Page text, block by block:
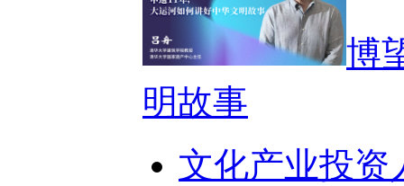
博
明故事
文化产业投资